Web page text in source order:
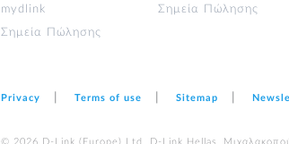
mydlink
Σημεία Πώλησης
Σημεία Πώλησης
Privacy Terms of use Sitemap
© 2026 D‑Link (Europe) Ltd. D-Link Hellas,